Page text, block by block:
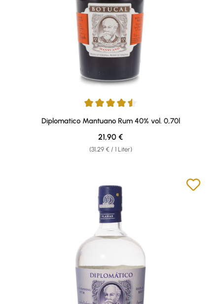
Durchschnittliche Bewertung von 4.38 von 5 Sternen
Diplomatico Mantuano Rum 40% vol. 0,70l
(31,29 € / 1 Liter)
Regulärer Preis:
21,90 €